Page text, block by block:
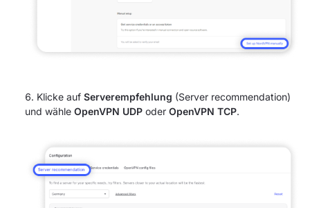
Klicke auf Serverempfehlung (Server recommendation)
und wähle OpenVPN UDP oder OpenVPN TCP.